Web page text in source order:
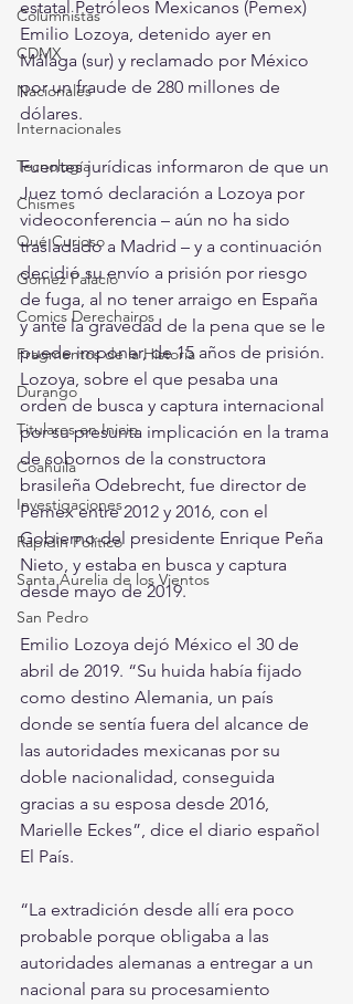
Columnistas
CDMX
Nacionales
Internacionales
Tecnología
Chismes
Qué Curioso
Gómez Palacio
Comics Derechairos
Fragmentos de la Historia
Durango
Titulares en Inicio
Coahuila
Investigaciones
Rapidín Político
Santa Aurelia de los Vientos
San Pedro
estatal Petróleos Mexicanos (Pemex)
Emilio Lozoya, detenido ayer en
Málaga (sur) y reclamado por México
por un fraude de 280 millones de
dólares.
Fuentes jurídicas informaron de que un
Juez tomó declaración a Lozoya por
videoconferencia – aún no ha sido
trasladado a Madrid – y a continuación
decidió su envío a prisión por riesgo
de fuga, al no tener arraigo en España
y ante la gravedad de la pena que se le
puede imponer, de 15 años de prisión.
Lozoya, sobre el que pesaba una
orden de busca y captura internacional
por su presunta implicación en la trama
de sobornos de la constructora
brasileña Odebrecht, fue director de
Pemex entre 2012 y 2016, con el
Gobierno del presidente Enrique Peña
Nieto, y estaba en busca y captura
desde mayo de 2019.
Emilio Lozoya dejó México el 30 de
abril de 2019. “Su huida había fijado
como destino Alemania, un país
donde se sentía fuera del alcance de
las autoridades mexicanas por su
doble nacionalidad, conseguida
gracias a su esposa desde 2016,
Marielle Eckes”, dice el diario español
El País.
“La extradición desde allí era poco
probable porque obligaba a las
autoridades alemanas a entregar a un
nacional para su procesamiento